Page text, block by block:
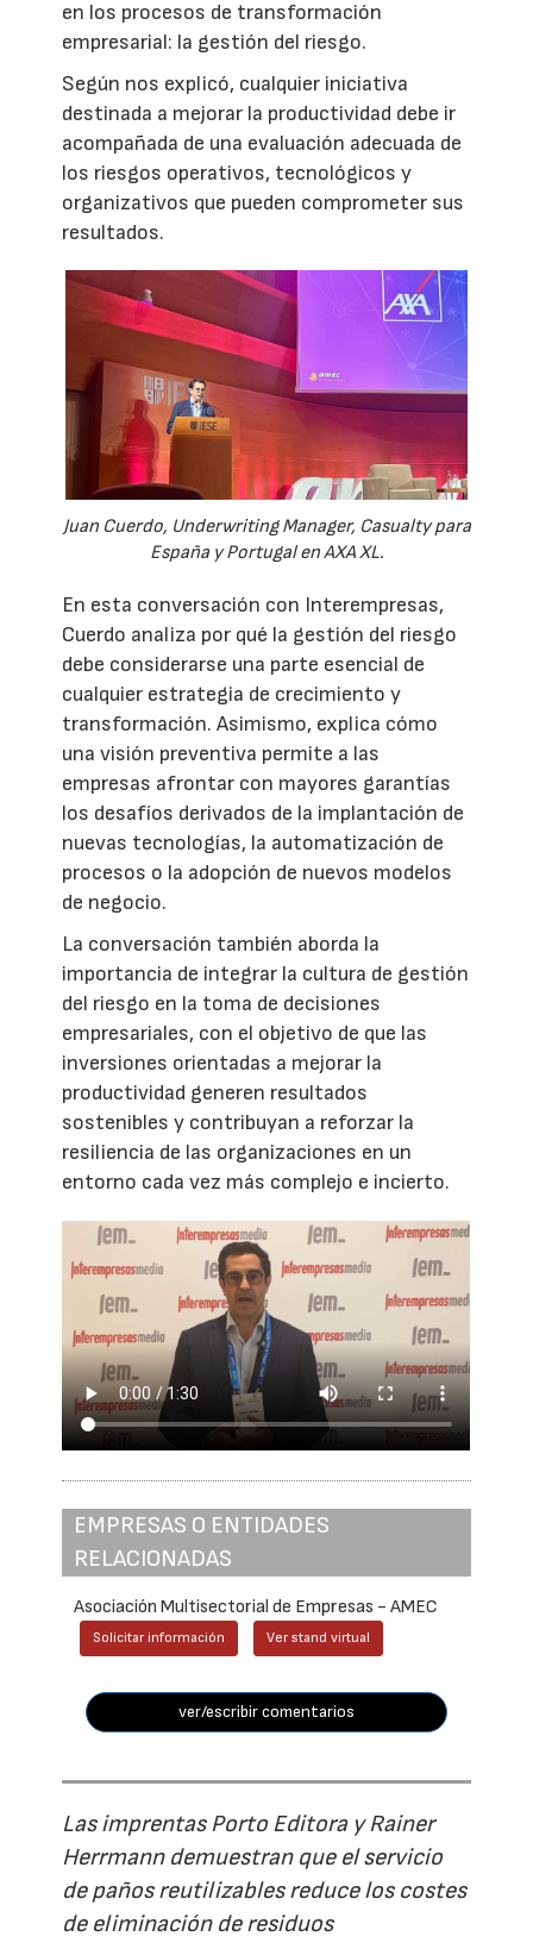
en los procesos de transformación
empresarial: la gestión del riesgo.
Según nos explicó, cualquier iniciativa
destinada a mejorar la productividad debe ir
acompañada de una evaluación adecuada de
los riesgos operativos, tecnológicos y
organizativos que pueden comprometer sus
resultados.
Juan Cuerdo, Underwriting Manager, Casualty para
España y Portugal en AXA XL.
En esta conversación con Interempresas,
Cuerdo analiza por qué la gestión del riesgo
debe considerarse una parte esencial de
cualquier estrategia de crecimiento y
transformación. Asimismo, explica cómo
una visión preventiva permite a las
empresas afrontar con mayores garantías
los desafíos derivados de la implantación de
nuevas tecnologías, la automatización de
procesos o la adopción de nuevos modelos
de negocio.
La conversación también aborda la
importancia de integrar la cultura de gestión
del riesgo en la toma de decisiones
empresariales, con el objetivo de que las
inversiones orientadas a mejorar la
productividad generen resultados
sostenibles y contribuyan a reforzar la
resiliencia de las organizaciones en un
entorno cada vez más complejo e incierto.
EMPRESAS O ENTIDADES
RELACIONADAS
Asociación Multisectorial de Empresas - AMEC
Solicitar información Ver stand virtual
ver/escribir comentarios
Las imprentas Porto Editora y Rainer
Herrmann demuestran que el servicio
de paños reutilizables reduce los costes
de eliminación de residuos